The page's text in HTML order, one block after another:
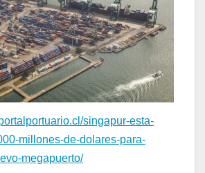
singapur-esta-
millones-de-dolares-para-
megapuerto/